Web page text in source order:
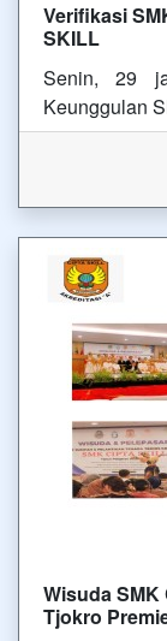
Verifikasi
SKILL
Senin, 29
Keunggulan
Wisuda SMK
Tjokro